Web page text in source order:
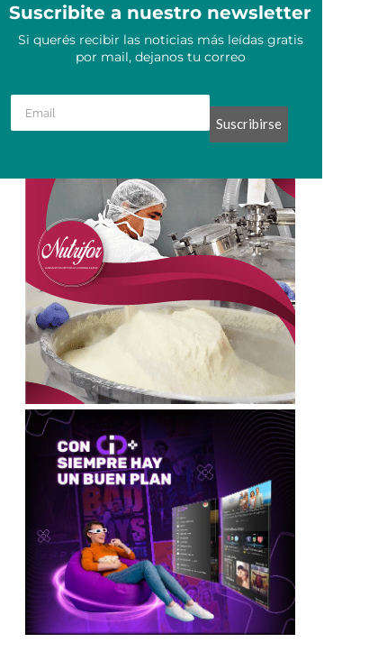
Suscribite a nuestro newsletter
Si querés recibir las noticias más leídas gratis
por mail, dejanos tu correo
Suscribirse